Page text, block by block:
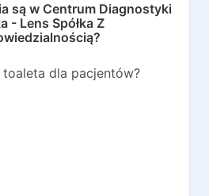
są w Centrum Diagnostyki
- Lens Spółka Z
?
dla pacjentów?